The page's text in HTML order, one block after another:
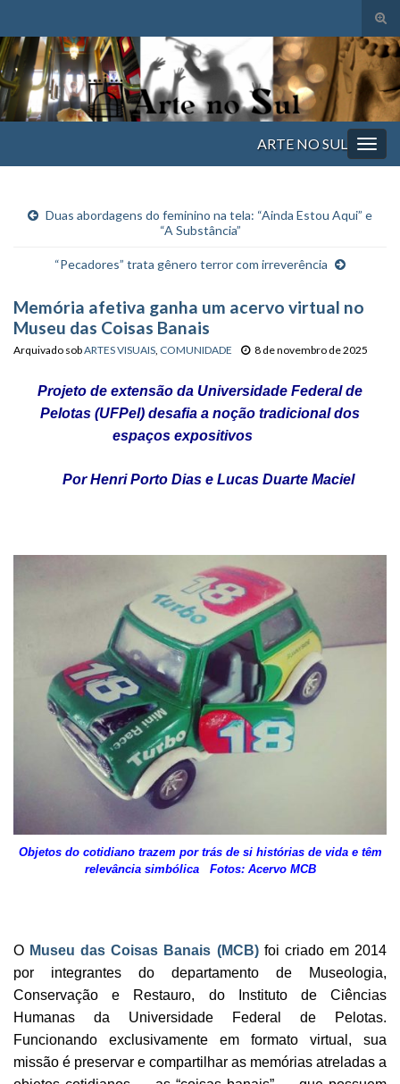
de
Search for:
ARTE NO SUL
Duas abordagens do feminino na tela: “Ainda Estou Aqui” e
“A Substância”
“Pecadores” trata gênero terror com irreverência
Memória afetiva ganha um acervo virtual no
Museu das Coisas Banais
Arquivado sobARTES VISUAIS COMUNIDADE 8 de novembro de 2025
Projeto de extensão da Universidade Federal de
Pelotas (UFPel) desafia a noção tradicional dos
espaços expositivos
Por Henri Porto Dias e Lucas Duarte Maciel
Objetos do cotidiano trazem por trás de si histórias de vida e têm
relevância simbólica Fotos: Acervo MCB
O Museu das Coisas Banais (MCB) foi criado em 2014
por integrantes do departamento de Museologia,
Conservação e Restauro, do Instituto de Ciências
Humanas da Universidade Federal de Pelotas.
Funcionando exclusivamente em formato virtual, sua
missão é preservar e compartilhar as memórias atreladas a